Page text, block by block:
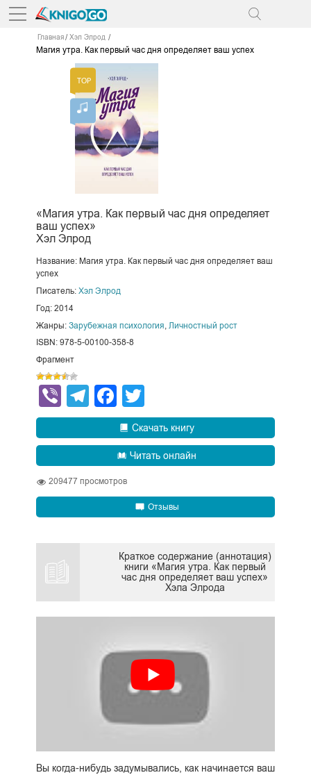
Главная Хэл Элрод
Магия утра. Как первый час дня определяет ваш успех
«Магия утра. Как первый час дня определяет
ваш успех»
Хэл Элрод
Название: Магия утра. Как первый час дня определяет ваш
успех
Писатель: Хэл Элрод
Год: 2014
Жанры: Зарубежная психология Личностный рост
ISBN: 978-5-00100-358-8
Фрагмент
ViberTelegram
Facebook
Скачать книгу
Читать онлайн
209477 просмотров
Отзывы
Краткое содержание (аннотация)
книги «Магия утра. Как первый
час дня определяет ваш успех»
Хэла Элрода
Вы когда-нибудь задумывались, как начинается ваш